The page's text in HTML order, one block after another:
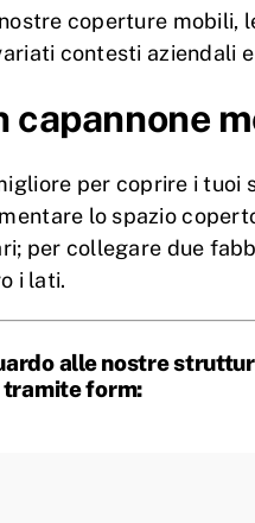
coperture mobili,
contesti aziendali
capannone
per coprire i tuoi
lo spazio
per collegare due
i lati.
alle nostre
tramite form: